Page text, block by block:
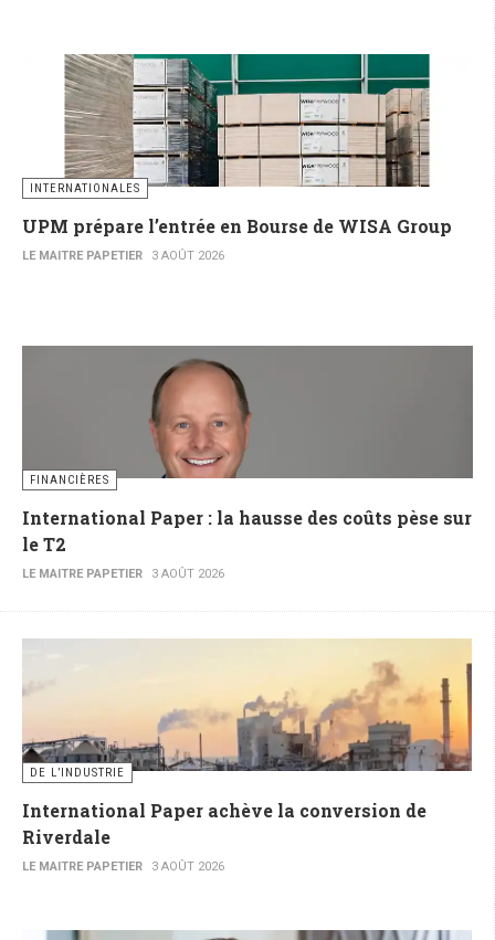
INTERNATIONALES
UPM prépare l’entrée en Bourse de WISA Group
LE MAITRE PAPETIER 3 AOÛT 2026
FINANCIÈRES
International Paper : la hausse des coûts pèse sur
le T2
LE MAITRE PAPETIER 3 AOÛT 2026
DE L’INDUSTRIE
International Paper achève la conversion de
Riverdale
LE MAITRE PAPETIER 3 AOÛT 2026